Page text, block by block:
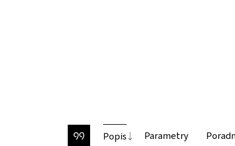
Popis Parametry